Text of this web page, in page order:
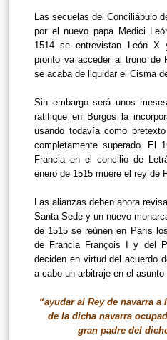
Las secuelas del Conciliábulo
por el nuevo papa Medici
1514 se entrevistan León X
pronto va acceder al trono de
se acaba de liquidar el Cisma
Sin embargo será unos
ratifique en Burgos la
usando todavía como
completamente superado. El
Francia en el concilio de
enero de 1515 muere el rey de
Las alianzas deben ahora
Santa Sede y un nuevo
de 1515 se reúnen en París
de Francia François I y del
deciden en virtud del acuerdo
a cabo un arbitraje en el asunto
“ayudar al Rey de navarra
de la dicha navarra
gran padre del